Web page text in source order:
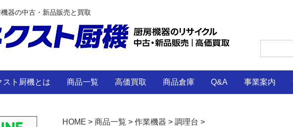
器の中古・新品販売と買取
スト厨機とは 商品一覧 高価買取 商品倉庫 Q&A 事業案内
HOME > 商品一覧 > 作業機器 > 調理台 >